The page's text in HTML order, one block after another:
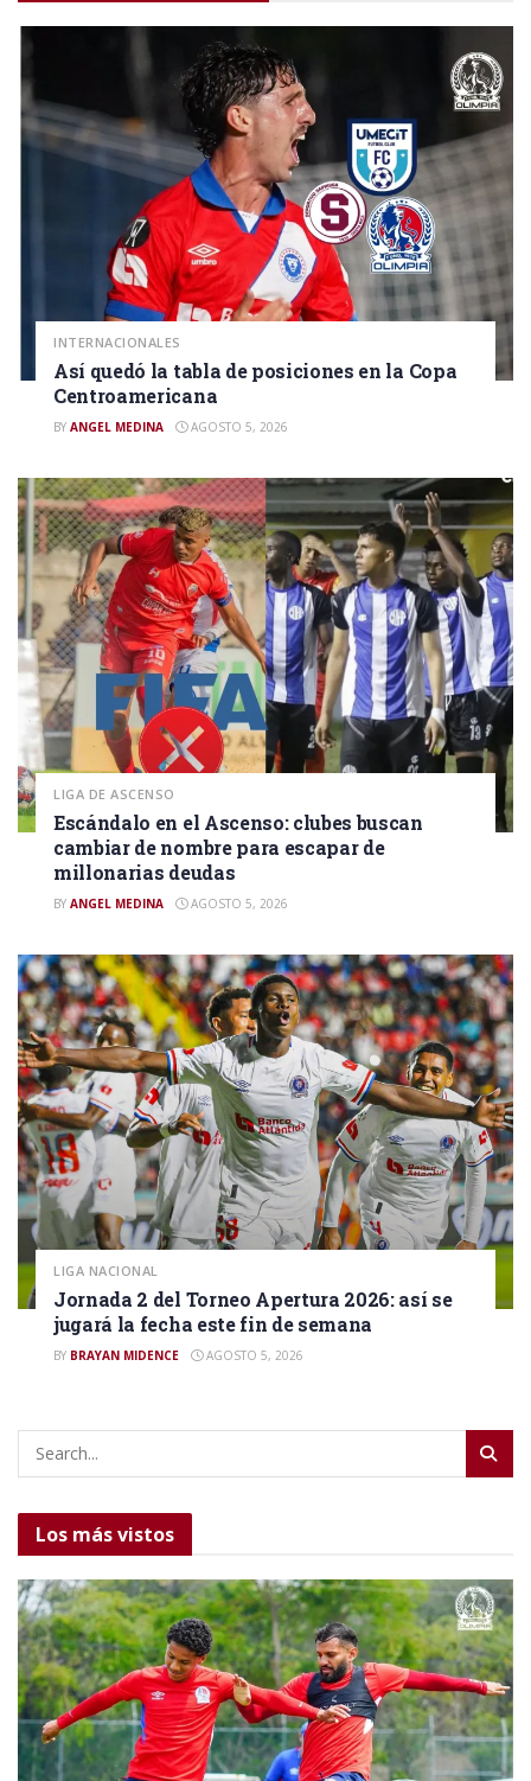
INTERNACIONALES
Así quedó la tabla de posiciones en la Copa
Centroamericana
BY ANGEL MEDINA AGOSTO 5, 2026
LIGA DE ASCENSO
Escándalo en el Ascenso: clubes buscan
cambiar de nombre para escapar de
millonarias deudas
BY ANGEL MEDINA AGOSTO 5, 2026
LIGA NACIONAL
Jornada 2 del Torneo Apertura 2026: así se
jugará la fecha este fin de semana
BY BRAYAN MIDENCE AGOSTO 5, 2026
Los más vistos